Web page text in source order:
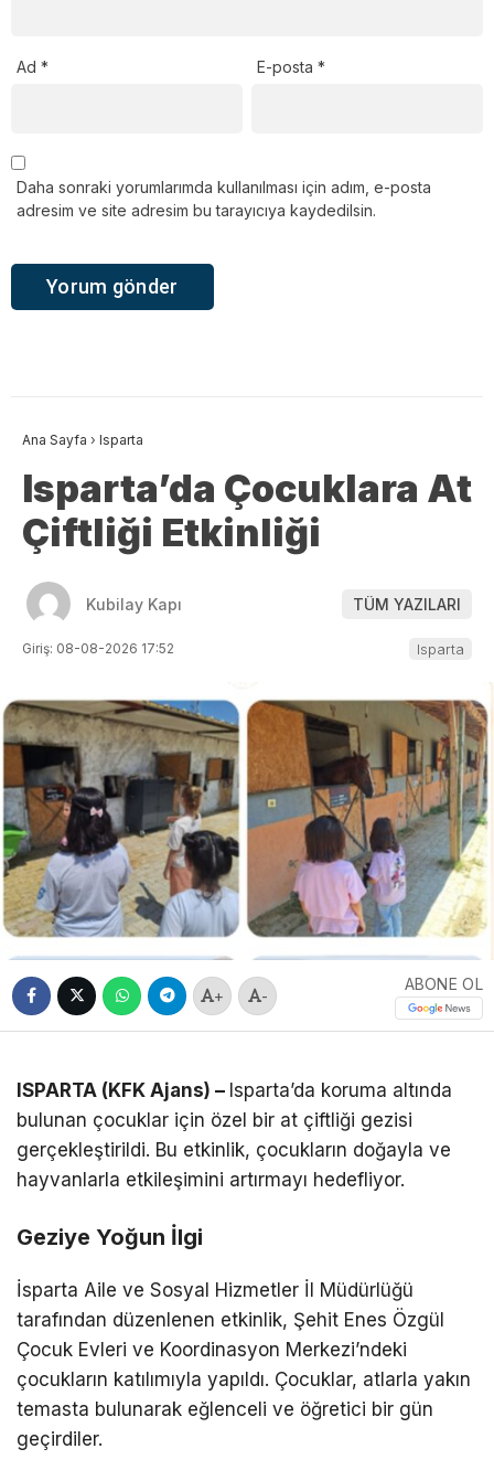
Ad * E-posta*
Daha sonraki yorumlarımda kullanılması için adım, e-posta
adresim ve site adresim bu tarayıcıya kaydedilsin.
Ana Sayfa › Isparta
Isparta’da Çocuklara At
Çiftliği Etkinliği
Kubilay Kapı TÜM YAZILARI
Giriş: 08-08-2026 17:52 Isparta
+ -
ABONE OL
ISPARTA (KFK Ajans) – Isparta’da koruma altında
bulunan çocuklar için özel bir at çiftliği gezisi
gerçekleştirildi. Bu etkinlik, çocukların doğayla ve
hayvanlarla etkileşimini artırmayı hedefliyor.
Geziye Yoğun İlgi
İsparta Aile ve Sosyal Hizmetler İl Müdürlüğü
tarafından düzenlenen etkinlik, Şehit Enes Özgül
Çocuk Evleri ve Koordinasyon Merkezi’ndeki
çocukların katılımıyla yapıldı. Çocuklar, atlarla yakın
temasta bulunarak eğlenceli ve öğretici bir gün
geçirdiler.